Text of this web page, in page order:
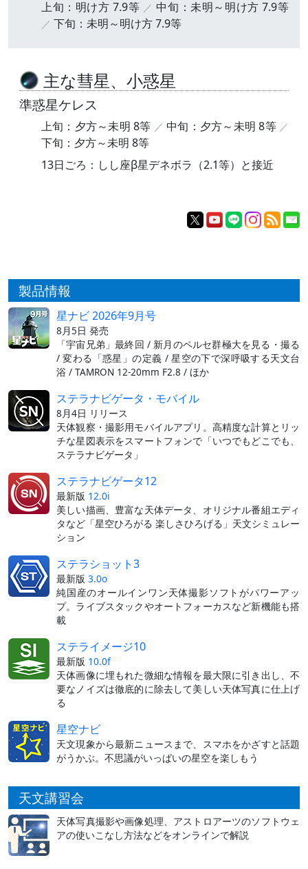
上旬：明け方 7.9等
中旬：未明～明け方 7.9等
下旬：未明～明け方 7.9等
主な彗星、小惑星
準惑星ケレス
上旬：夕方～未明 8等
中旬：夕方～未明 8等
下旬：夕方～未明 8等
13日ごろ：しし座β星デネボラ（2.1等）と接近
製品情報
星ナビ 2026年9月号
8月5日 発売
「宇宙兄弟」最終回 / 新月のペルセ群極大を見る・撮る
/ 変わる「惑星」の定義 / 星空の下で深呼吸する天文台
浴 / TAMRON 12-20mm F2.8 / ほか
ステラナビゲータ・モバイル
8月4日 リリース
天体観察・撮影用モバイルアプリ。高精度な計算とリッ
チな星図表示をスマートフォンで「いつでもどこでも、
ステラナビゲータ」
ステラナビゲータ12
最新版 12.0i
美しい描画、豊富な天体データ、オリジナル番組エディ
タなど「星空ひろがる 楽しさひろげる」天文シミュレー
ション
ステラショット3
最新版 3.0o
純国産のオールインワン天体撮影ソフトがパワーアッ
プ。ライブスタックやオートフォーカスなど新機能も搭
載
ステライメージ10
最新版 10.0f
天体画像に埋もれた微細な情報を最大限に引き出し、不
要なノイズは徹底的に除去して美しい天体写真に仕上げ
る
星空ナビ
天文現象から最新ニュースまで、スマホをかざすと話題
がうかぶ。不思議がいっぱいの星空を楽しもう
天文講習会
天体写真撮影や画像処理、アストロアーツのソフトウェ
アの使いこなし方法などをオンラインで解説